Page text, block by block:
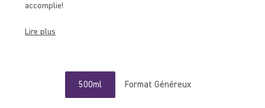
accomplie!
Lire plus
500ml Format Généreux